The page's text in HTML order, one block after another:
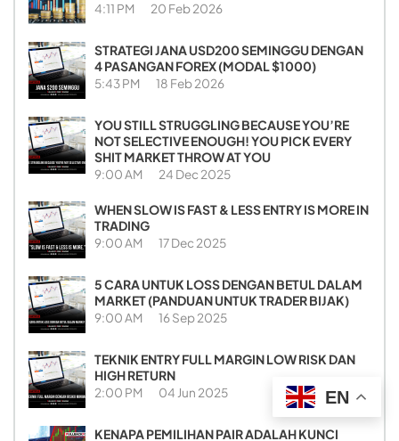
4:11 PM 20 Feb 2026
STRATEGI JANA USD200 SEMINGGU DENGAN
4 PASANGAN FOREX (MODAL $1000)
5:43 PM 18 Feb 2026
YOU STILL STRUGGLING BECAUSE YOU’RE
NOT SELECTIVE ENOUGH! YOU PICK EVERY
SHIT MARKET THROW AT YOU
9:00 AM 24 Dec 2025
WHEN SLOW IS FAST & LESS ENTRY IS MORE IN
TRADING
9:00 AM 17 Dec 2025
5 CARA UNTUK LOSS DENGAN BETUL DALAM
MARKET (PANDUAN UNTUK TRADER BIJAK)
9:00 AM 16 Sep 2025
TEKNIK ENTRY FULL MARGIN LOW RISK DAN
HIGH RETURN
2:00 PM 04 Jun 2025
KENAPA PEMILIHAN PAIR ADALAH KUNCI
EN